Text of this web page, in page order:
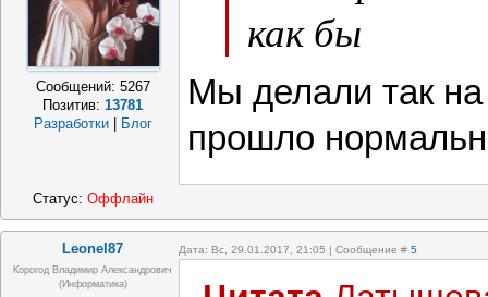
Сообщений: 5267
Позитив:13781
Разработки
Блог
как бы
Мы делали так
прошло
Статус: Оффлайн
Leonel87 Дата: Вс, 29.01.2017, 21:05 | Сообщение # 5
Корогод Владимир Александрович
(Информатика)